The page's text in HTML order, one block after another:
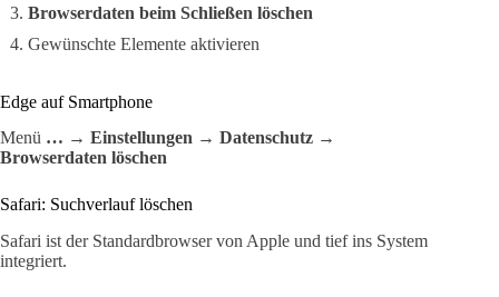
Browserdaten beim Schließen löschen
Gewünschte Elemente aktivieren
Edge auf Smartphone
Menü … → Einstellungen → Datenschutz →
Browserdaten löschen
Safari: Suchverlauf löschen
Safari ist der Standardbrowser von Apple und tief ins System
integriert.